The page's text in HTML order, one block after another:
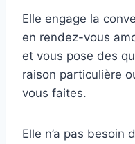
Elle engage la
en rendez-vous
et vous pose des
raison particulière
vous faites.
Elle n’a pas besoin